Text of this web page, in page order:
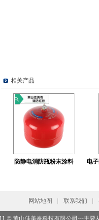
相关产品
防静电消防瓶粉末涂料 电
网站地图 联系我们
© 黄山佳美奇科技有限公司---主